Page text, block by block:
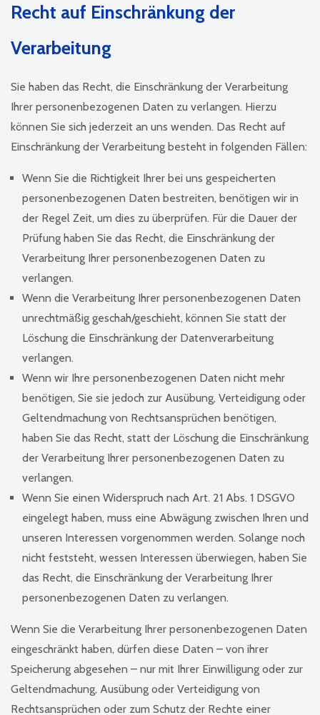
Recht auf Einschränkung der
Verarbeitung
Sie haben das Recht, die Einschränkung der Verarbeitung
Ihrer personenbezogenen Daten zu verlangen. Hierzu
können Sie sich jederzeit an uns wenden. Das Recht auf
Einschränkung der Verarbeitung besteht in folgenden Fällen:
Wenn Sie die Richtigkeit Ihrer bei uns gespeicherten
personenbezogenen Daten bestreiten, benötigen wir in
der Regel Zeit, um dies zu überprüfen. Für die Dauer der
Prüfung haben Sie das Recht, die Einschränkung der
Verarbeitung Ihrer personenbezogenen Daten zu
verlangen.
Wenn die Verarbeitung Ihrer personenbezogenen Daten
unrechtmäßig geschah/geschieht, können Sie statt der
Löschung die Einschränkung der Datenverarbeitung
verlangen.
Wenn wir Ihre personenbezogenen Daten nicht mehr
benötigen, Sie sie jedoch zur Ausübung, Verteidigung oder
Geltendmachung von Rechtsansprüchen benötigen,
haben Sie das Recht, statt der Löschung die Einschränkung
der Verarbeitung Ihrer personenbezogenen Daten zu
verlangen.
Wenn Sie einen Widerspruch nach Art. 21 Abs. 1 DSGVO
eingelegt haben, muss eine Abwägung zwischen Ihren und
unseren Interessen vorgenommen werden. Solange noch
nicht feststeht, wessen Interessen überwiegen, haben Sie
das Recht, die Einschränkung der Verarbeitung Ihrer
personenbezogenen Daten zu verlangen.
Wenn Sie die Verarbeitung Ihrer personenbezogenen Daten
eingeschränkt haben, dürfen diese Daten – von ihrer
Speicherung abgesehen – nur mit Ihrer Einwilligung oder zur
Geltendmachung, Ausübung oder Verteidigung von
Rechtsansprüchen oder zum Schutz der Rechte einer